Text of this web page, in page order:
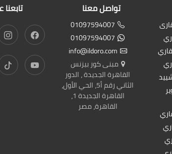
تواصل معنا
01097594007
01097594007
info@ildoro.com
مبنى كور بيزنس
القاهرة الجديدة ، الدور
الثاني رقم أ5، الحي الأول،
القاهرة الجديدة 1،
القاهرة، مصر